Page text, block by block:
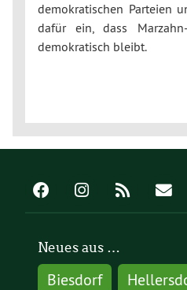
demokratischen Parteien
dafür ein, dass
demokratisch bleibt.
Neues aus …
Biesdorf